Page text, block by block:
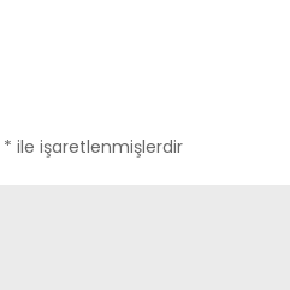
* ile işaretlenmişlerdir